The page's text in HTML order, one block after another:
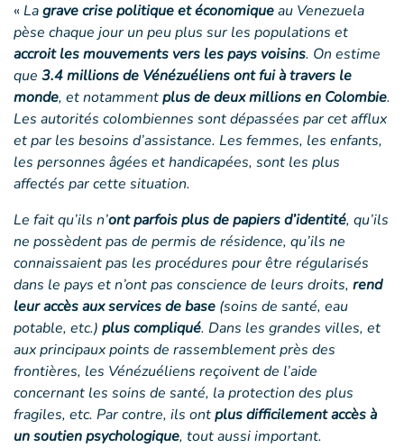
« Lagrave crise politique et économiqueau Venezuela
pèse chaque jour un peu plus sur les populations et
accroit les mouvements vers les pays voisins. On estime
que 3.4 millions de Vénézuéliens ont fui à travers le
monde, et notammentplus de deux millions en Colombie.
Les autorités colombiennes sont dépassées par cet afflux
et par les besoins d’assistance. Les femmes, les enfants,
les personnes âgées et handicapées, sont les plus
affectés par cette situation.
Le fait qu’ils n’ont parfois plus de papiers d’identité, qu’ils
ne possèdent pas de permis de résidence, qu’ils ne
connaissaient pas les procédures pour être régularisés
dans le pays et n’ont pas conscience de leurs droits, rend
leur accès aux services de base (soins de santé, eau
potable, etc.) plus compliqué. Dans les grandes villes, et
aux principaux points de rassemblement près des
frontières, les Vénézuéliens reçoivent de l’aide
concernant les soins de santé, la protection des plus
fragiles, etc. Par contre, ils ontplus difficilement accès à
un soutien psychologique, tout aussi important.